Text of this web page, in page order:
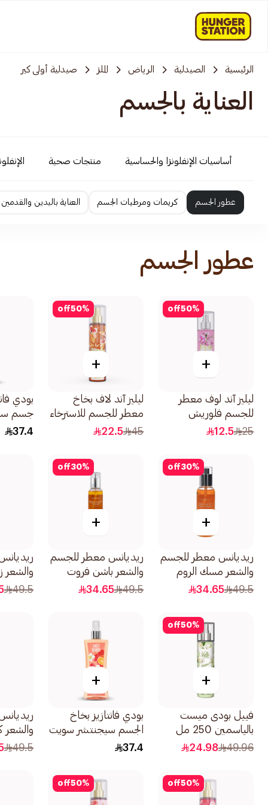
الرئيسية الصيدلية الرياض الملز صيدلية أولى كير
العناية بالجسم
أساسيات الإنفلونزا والحساسية منتجات صحية
عطور الجسم كريمات ومرطبات الجسم العناية باليدين والقدمين
عطور الجسم
50%
off
+
ليليز آند لوف معطر
للجسم فلوريش
100مل
25
12.5
50%
off
+
ليليز آند لاف بخاخ
معطر للجسم للاسترخاء
250مل
45
22.5
بودي
جسم
سويت بي 236مل
37.4
30%
off
+
ريديانس معطر للجسم
والشعر مسك الروم
والمسك الأبيض 150مل
49.5
34.65
30%
off
+
ريديانس معطر للجسم
والشعر باشن فروت
وكراميل 150مل
49.5
34.65
والشعر
والخيزران
49.5
50%
off
+
فييل بودى ميست
بالياسمين 250 مل
49.96
24.98
+
بودي فانتازيز بخاخ
الجسم سيجنتشر سويت
صن رايز 236مل
37.4
وكركديه
49.5
50%
off
50%
off